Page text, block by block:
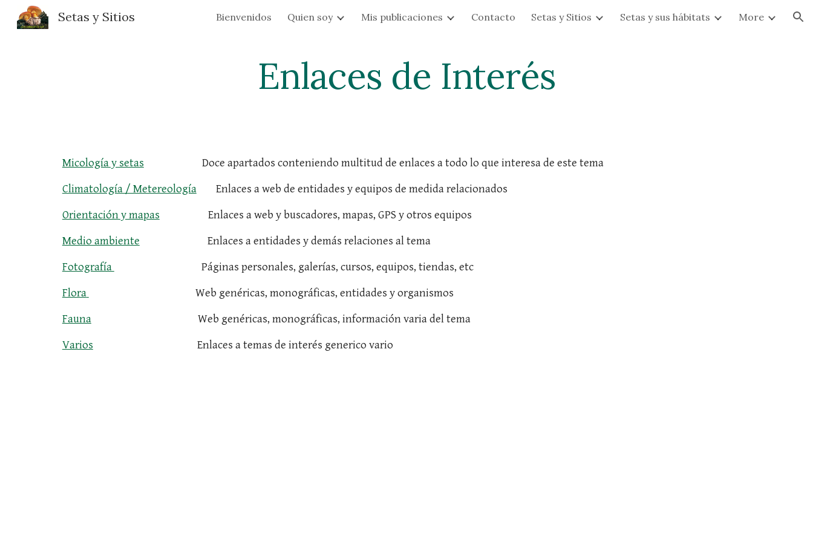
Skip to main content Skip to navigation
Setas y Sitios Bienvenidos Quien soy Mis publicaciones Contacto Setas y Sitios Setas y sus hábitats More
Enlaces de Interés
Micología y setas
                        Doce apartados conteniendo multitud de enlaces a todo lo que interesa de este tema
Climatología / Metereología
        Enlaces a web de entidades y equipos de medida relacionados
Orientación y mapas
                    Enlaces a web y buscadores, mapas, GPS y otros equipos
Medio ambiente
                            Enlaces a entidades y demás relaciones al tema
Fotografía
                                    Páginas personales, galerías, cursos, equipos, tiendas, etc
Flora
                                            Web genéricas, monográficas, entidades y organismos
Fauna
                                            Web genéricas, monográficas, información varia del tema
Varios
                                           Enlaces a temas de interés generico vario